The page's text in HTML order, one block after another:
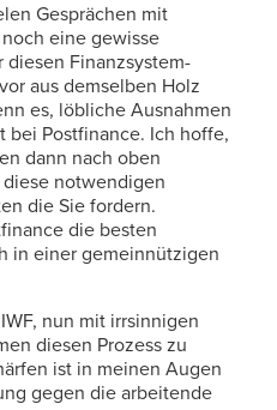
Gesprächen mit
eine gewisse
Finanzsystem-
aus demselben Holz
es, löbliche Ausnahmen
bei Postfinance. Ich hoffe,
dann nach oben
notwendigen
die Sie fordern.
die besten
in einer gemeinnützigen
nun mit irrsinnigen
diesen Prozess zu
ist in meinen Augen
gegen die arbeitende